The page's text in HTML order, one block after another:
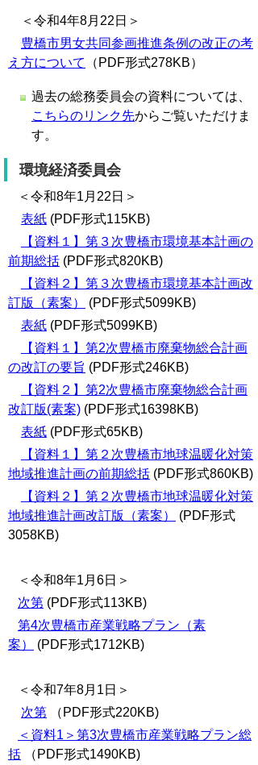
＜令和4年8月22日＞
豊橋市男女共同参画推進条例の改正の考
え方について
（PDF形式278KB）
過去の総務委員会の資料については、
こちらのリンク先からご覧いただけま
す。
環境経済委員会
＜令和8年1月22日＞
表紙 (PDF形式115KB)
【資料１】第３次豊橋市環境基本計画の
前期総括 (PDF形式820KB)
【資料２】第３次豊橋市環境基本計画改
訂版（素案）
(PDF形式5099KB)
表紙 (PDF形式5099KB)
【資料１】第2次豊橋市廃棄物総合計画
の改訂の要旨 (PDF形式246KB)
【資料２】第2次豊橋市廃棄物総合計画
改訂版(素案) (PDF形式16398KB)
表紙 (PDF形式65KB)
【資料１】第２次豊橋市地球温暖化対策
地域推進計画の前期総括 (PDF形式860KB)
【資料２】第２次豊橋市地球温暖化対策
地域推進計画改訂版（素案）
(PDF形式
3058KB)
＜令和8年1月6日＞
次第 (PDF形式113KB)
第4次豊橋市産業戦略プラン（素
案）
(PDF形式1712KB)
＜令和7年8月1日＞
次第 （PDF形式220KB)
＜資料1＞第3次豊橋市産業戦略プラン総
括 （PDF形式1490KB)